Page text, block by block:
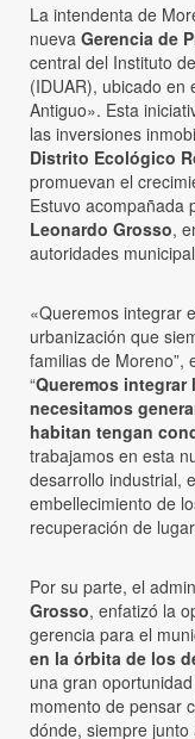
La intendenta de
nueva Gerencia de
central del Instituto
(IDUAR), ubicado en
Antiguo». Esta
las inversiones
Distrito Ecológico
promuevan el
Estuvo acompañada
Leonardo Grosso,
autoridades
«Queremos integrar
urbanización que
familias de Moreno”,
“Queremos
necesitamos
habitan tengan
trabajamos en esta
desarrollo industrial,
embellecimiento de
recuperación de
Por su parte, el
Grosso, enfatizó la
gerencia para el
en la órbita de los
una gran
momento de pensar
dónde, siempre